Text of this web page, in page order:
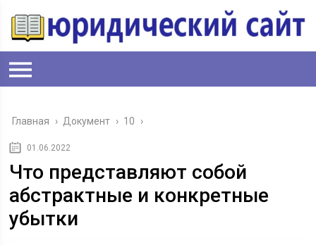
Главная › Документ › 10 ›
01.06.2022
Что представляют собой
абстрактные и конкретные
убытки